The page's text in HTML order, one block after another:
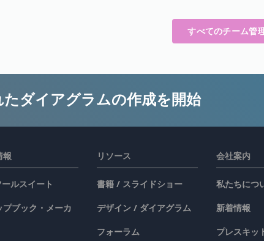
すべてのチーム管
たダイアグラムの作成を開始
報
ールスイート
プブック・メーカ
リソース
書籍 / スライドショー
デザイン / ダイアグラム
フォーラム
会社案内
私たちにつ
新着情報
プレスキッ